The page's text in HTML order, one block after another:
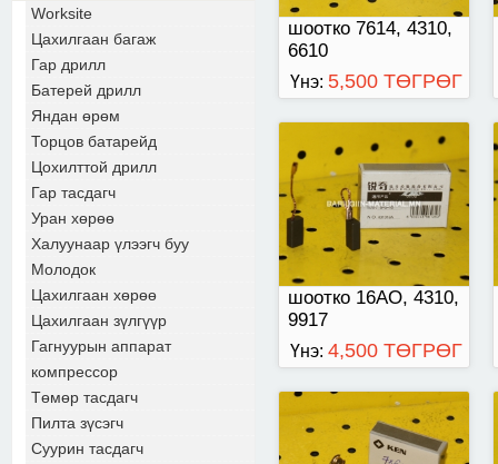
Worksite
Цахилгаан багаж
Гар дрилл
Батерей дрилл
Яндан өрөм
Торцов батарейд
Цохилттой дрилл
Гар тасдагч
Уран хөрөө
Халуунаар үлээгч буу
Молодок
Цахилгаан хөрөө
Цахилгаан зүлгүүр
Гагнуурын аппарат
компрессор
Төмөр тасдагч
Пилта зүсэгч
Суурин тасдагч
шоотко 7614, 4310,
6610
Үнэ: 5,500 ТӨГРӨГ
шоотко 16АО, 4310,
9917
Үнэ: 4,500 ТӨГРӨГ
7*6*11 хэмжээтэй.
10*16*15 хэмжээтэй.
NO. 431024A